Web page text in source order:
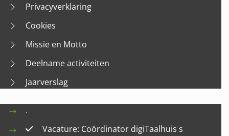
Privacyverklaring
Cookies
Missie en Motto
Deelname activiteiten
Jaarverslag
.
Vacature: Coördinator digiTaalhuis s